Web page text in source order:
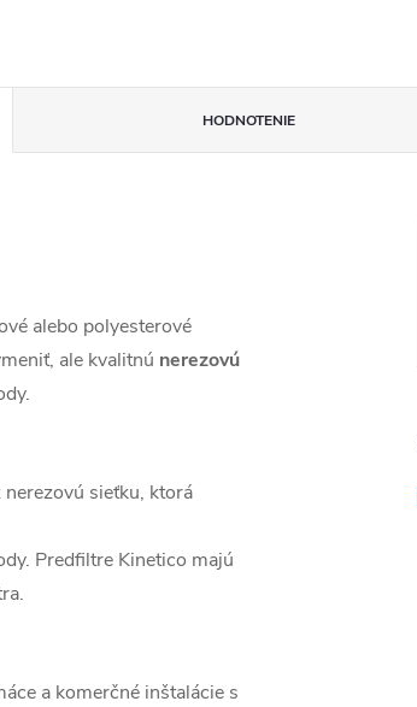
HODNOTENIE
alebo polyesterové
ale kvalitnú nerezovú
sieťku, ktorá
Predfiltre Kinetico majú
a komerčné inštalácie s